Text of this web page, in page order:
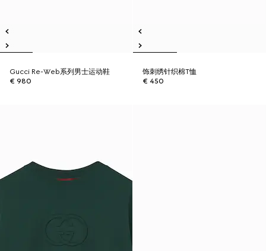
Gucci Re-Web系列男士运动鞋
€ 980
饰刺绣针织棉T恤
€ 450